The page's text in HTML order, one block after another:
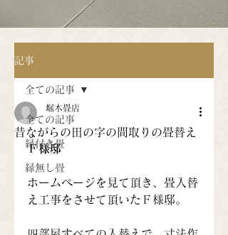
記事
全ての記事
縁付き畳
縁無し畳
全ての記事
昔ながらの田の字の間取りの畳替え
堀木畳店
Ｆ様邸
ホームページを見て頂き、畳入替
え工事をさせて頂いたＦ様邸。